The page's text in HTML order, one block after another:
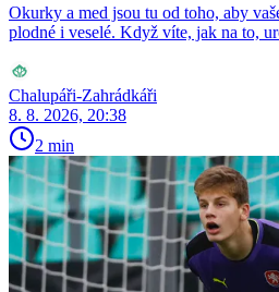
Okurky a med jsou tu od toho, aby
plodné i veselé. Když víte, jak na to,
Chalupáři-Zahrádkáři
8. 8. 2026, 20:38
2 min